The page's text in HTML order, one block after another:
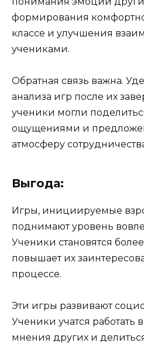
формирования
классе и улучшения
учениками.
Обратная связь важна.
анализа игр после их
ученики могли
ощущениями и
атмосферу
Выгода:
Игры, инициируемые
поднимают уровень
Ученики становятся
повышает их
процессе.
Эти игры развивают
Ученики учатся работать
мнения других и